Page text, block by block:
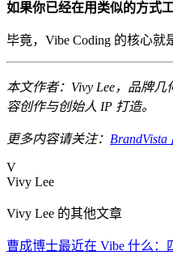
如果你已经在用类似的方式
毕竟，Vibe Coding 的核心
本文作者：Vivy Lee，品牌
容创作与创始人 IP 打造。
更多内容请关注：
V
Vivy Lee
Vivy Lee 的其他文章
曹成博士最近在 Vibe 什么